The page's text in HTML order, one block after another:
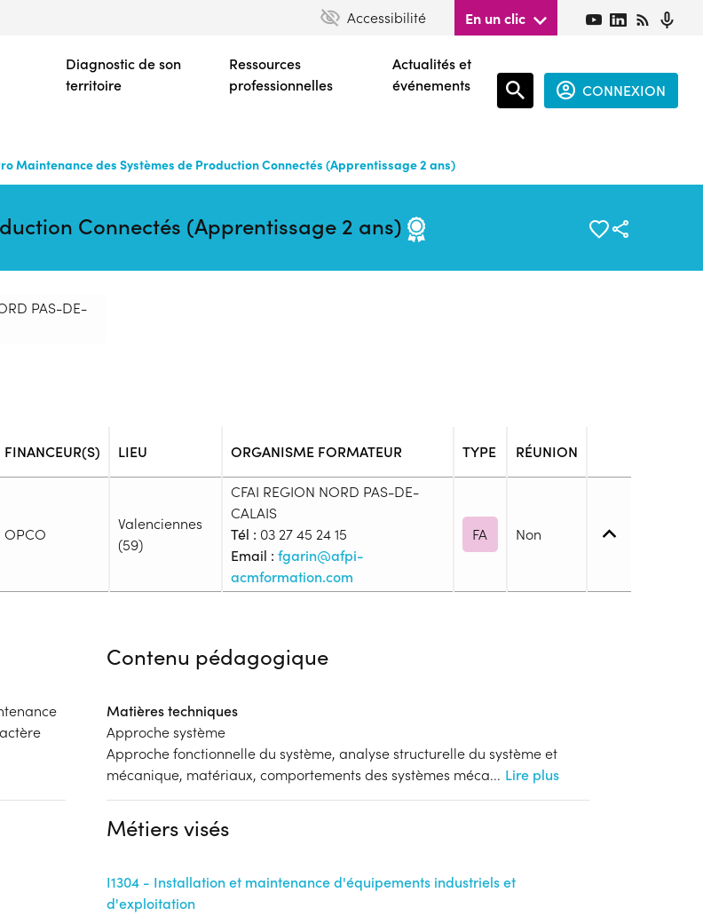
contenu
principal
Accessibilité En un clic
Diagnostic de son
territoire
Ressources
professionnelles
Actualités et
événements
CONNEXION
Maintenance des Systèmes de Production Connectés (Apprentissage 2 ans)
Connectés (Apprentissage 2 ans)
PAS-DE-
FINANCEUR(S) LIEU ORGANISME FORMATEUR TYPE RÉUNION
OPCO
Valenciennes
(59)
CFAI REGION NORD PAS-DE-
CALAIS
Tél : 03 27 45 24 15
Email : fgarin@afpi-
acmformation.com
FA Non
Prérequis :
, Apprenti
Réunions d'informations
Aucune information
Complément d'information
Contenu pédagogique
Matières techniques
Approche système
Approche fonctionnelle du système, analyse structurelle du système et
mécanique, matériaux, comportements des systèmes méca... Lire plus
Métiers visés
I1304 - Installation et maintenance d'équipements industriels et
d'exploitation